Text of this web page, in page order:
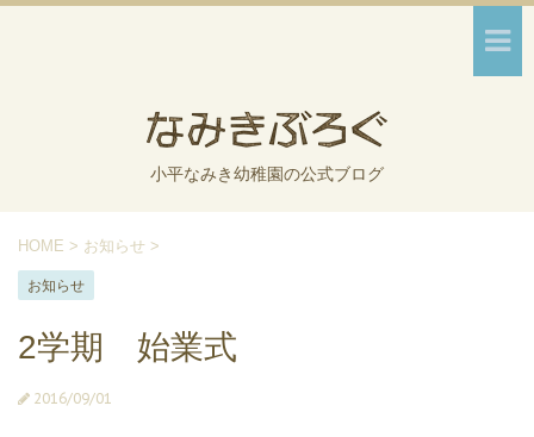
小平なみき幼稚園の公式ブログ
HOME > お知らせ >
お知らせ
2学期 始業式
2016/09/01